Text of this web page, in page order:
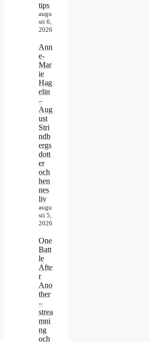
tips
augu
sti 6,
2026
Ann
e-
Mar
ie
Hag
elin
–
Aug
ust
Stri
ndb
ergs
dott
er
och
hen
nes
liv
augu
sti 5,
2026
One
Batt
le
Afte
r
Ano
ther
–
strea
mni
ng
och